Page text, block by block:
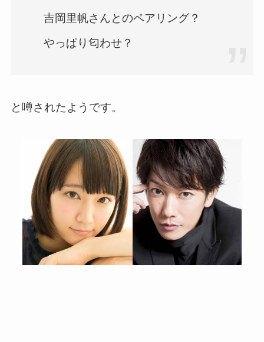
吉岡里帆さんとのペアリング？
やっぱり匂わせ？
と噂されたようです。